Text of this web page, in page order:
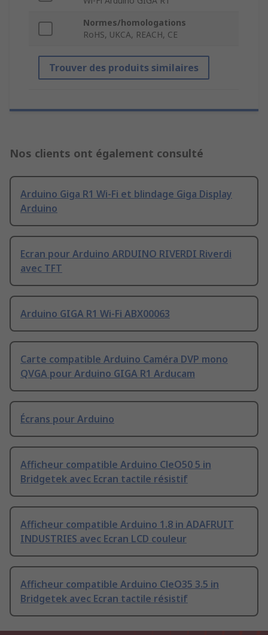
Normes/homologations
RoHS, UKCA, REACH, CE
Trouver des produits similaires
Nos clients ont également consulté
Arduino Giga R1 Wi-Fi et blindage Giga Display
Arduino
Ecran pour Arduino ARDUINO RIVERDI Riverdi
avec TFT
Arduino GIGA R1 Wi-Fi ABX00063
Carte compatible Arduino Caméra DVP mono
QVGA pour Arduino GIGA R1 Arducam
Écrans pour Arduino
Afficheur compatible Arduino CleO50 5 in
Bridgetek avec Ecran tactile résistif
Afficheur compatible Arduino 1.8 in ADAFRUIT
INDUSTRIES avec Ecran LCD couleur
Afficheur compatible Arduino CleO35 3.5 in
Bridgetek avec Ecran tactile résistif